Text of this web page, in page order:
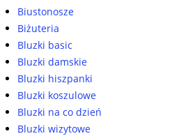
Biustonosze
Biżuteria
Bluzki basic
Bluzki damskie
Bluzki hiszpanki
Bluzki koszulowe
Bluzki na co dzień
Bluzki wizytowe